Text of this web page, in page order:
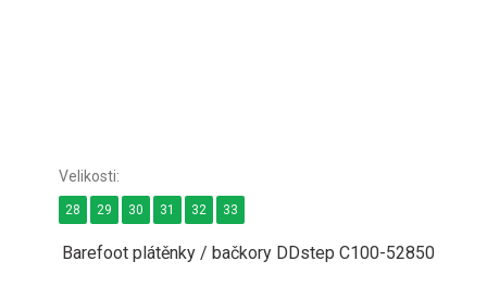
Barefoot plátěnky / bačkory DDstep C100-52850
28 29 30 31 32 33